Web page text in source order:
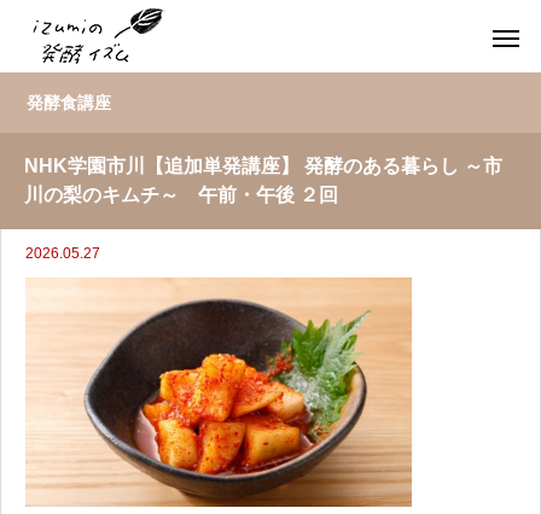
発酵食講座
NHK学園市川【追加単発講座】 発酵のある暮らし ～市
川の梨のキムチ～ 午前・午後 ２回
2026.05.27